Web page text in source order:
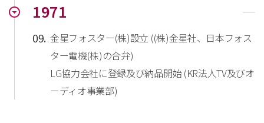
1971
09. 金星フォスター(株)設立 ((株)金星社、日本フォス
ター電機(株)の合弁)
LG協力会社に登録及び納品開始 (KR法人TV及びオ
ーディオ事業部)